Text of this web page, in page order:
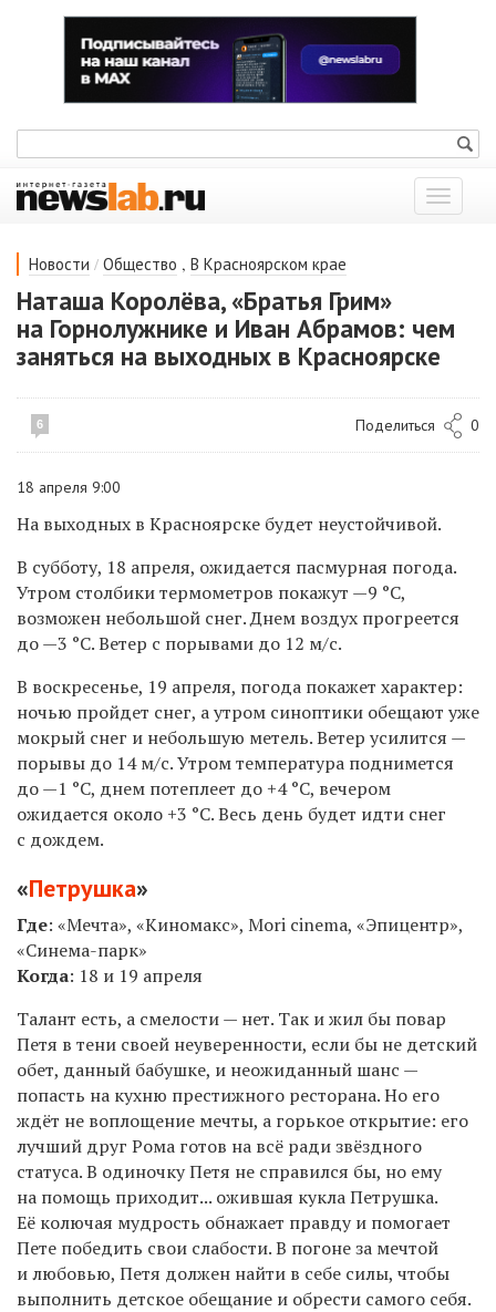
Показать
меню
Новости / Общество , В Красноярском крае
Наташа Королёва, «Братья Грим»
на Горнолужнике и Иван Абрамов: чем
заняться на выходных в Красноярске
6 Поделиться 0
18 апреля 9:00
На выходных в Красноярске будет неустойчивой.
В субботу, 18 апреля, ожидается пасмурная погода.
Утром столбики термометров покажут —9 °C,
возможен небольшой снег. Днем воздух прогреется
до —3 °C. Ветер с порывами до 12 м/с.
В воскресенье, 19 апреля, погода покажет характер:
ночью пройдет снег, а утром синоптики обещают уже
мокрый снег и небольшую метель. Ветер усилится —
порывы до 14 м/с. Утром температура поднимется
до —1 °C, днем потеплеет до +4 °C, вечером
ожидается около +3 °C. Весь день будет идти снег
с дождем.
«Петрушка»
Где: «Мечта», «Киномакс», Mori cinema, «Эпицентр»,
«Синема-парк»
Когда: 18 и 19 апреля
Талант есть, а смелости — нет. Так и жил бы повар
Петя в тени своей неуверенности, если бы не детский
обет, данный бабушке, и неожиданный шанс —
попасть на кухню престижного ресторана. Но его
ждёт не воплощение мечты, а горькое открытие: его
лучший друг Рома готов на всё ради звёздного
статуса. В одиночку Петя не справился бы, но ему
на помощь приходит... ожившая кукла Петрушка.
Её колючая мудрость обнажает правду и помогает
Пете победить свои слабости. В погоне за мечтой
и любовью, Петя должен найти в себе силы, чтобы
выполнить детское обещание и обрести самого себя.